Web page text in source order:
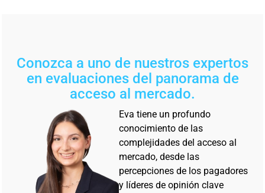
Conozca a uno de nuestros expertos
en evaluaciones del panorama de
acceso al mercado.
Eva tiene un profundo
conocimiento de las
complejidades del acceso al
mercado, desde las
percepciones de los pagadores
y líderes de opinión clave